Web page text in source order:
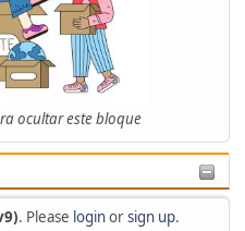
ocultar este bloque
. Please loginorsign up.